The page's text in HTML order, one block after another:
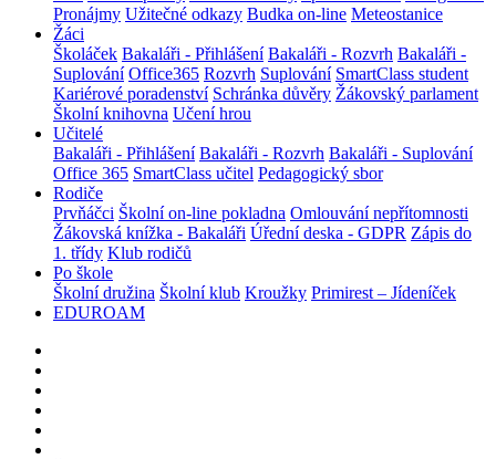
Pronájmy Užitečné odkazy Budka on-line Meteostanice
Žáci
Školáček Bakaláři - Přihlášení Bakaláři - Rozvrh Bakaláři -
Suplování Office365 Rozvrh Suplování SmartClass student
Kariérové poradenství Schránka důvěry Žákovský parlament
Školní knihovna Učení hrou
Učitelé
Bakaláři - Přihlášení Bakaláři - Rozvrh Bakaláři - Suplování
Office 365 SmartClass učitel Pedagogický sbor
Rodiče
Prvňáčci Školní on-line pokladna Omlouvání nepřítomnosti
Žákovská knížka - Bakaláři Úřední deska - GDPR Zápis do
1. třídy Klub rodičů
Po škole
Školní družina Školní klub Kroužky Primirest – Jídeníček
EDUROAM